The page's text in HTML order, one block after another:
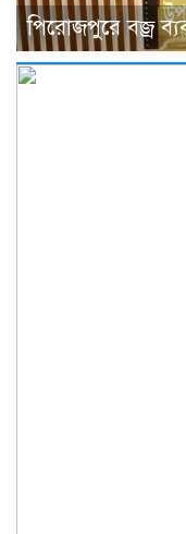
পিরোজপুরে বজ্র